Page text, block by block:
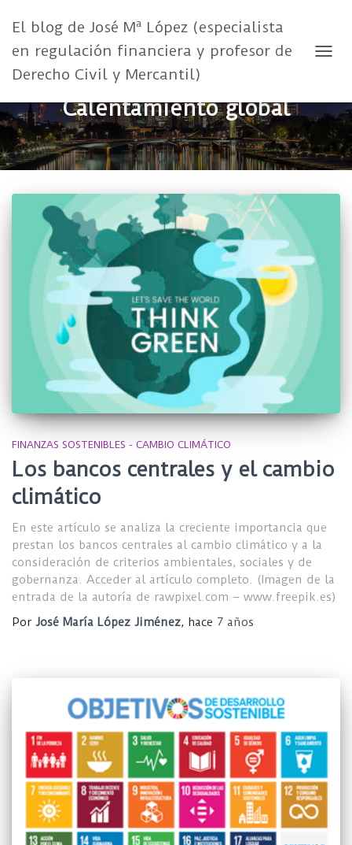
El blog de José Mª López (especialista
en regulación financiera y profesor de
Derecho Civil y Mercantil)
Calentamiento global
FINANZAS SOSTENIBLES - CAMBIO CLIMÁTICO
Los bancos centrales y el cambio
climático
En este artículo se analiza la creciente importancia que
prestan los bancos centrales al cambio climático y a la
consideración de criterios ambientales, sociales y de
gobernanza. Acceder al artículo completo. (Imagen de la
entrada de la autoría de rawpixel.com – www.freepik.es)
Por José María López Jiménez, hace 7 años